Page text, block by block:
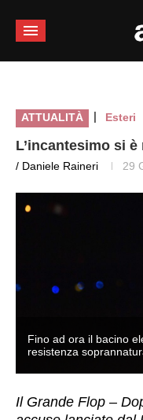
ATTUALITÀ | Esteri
L’incantesimo si è
/ Daniele Raineri 29
Fino ad ora il bacino
resistenza
Il Grande Flop –